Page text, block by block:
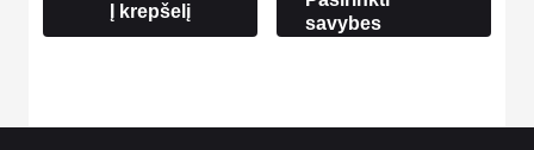
Į krepšelį
savybes